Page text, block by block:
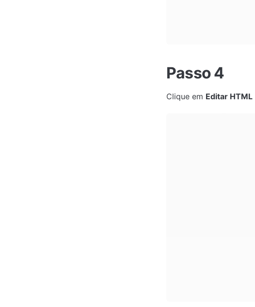
Passo 4
Clique em Editar HTML